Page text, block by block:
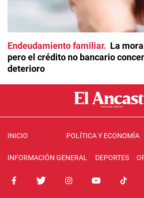
Endeudamiento familiar
La
pero el crédito no bancario
deterioro
INICIO POLÍTICA Y ECONOMÍA
INFORMACIÓN GENERAL DEPORTES